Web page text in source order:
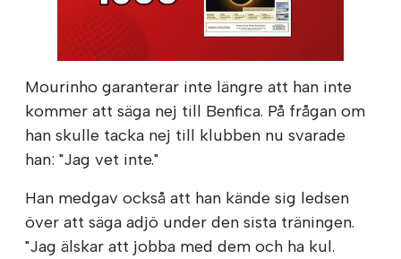
Mourinho garanterar inte längre att han inte
kommer att säga nej till Benfica. På frågan om
han skulle tacka nej till klubben nu svarade
han: "Jag vet inte."
Han medgav också att han kände sig ledsen
över att säga adjö under den sista träningen.
"Jag älskar att jobba med dem och ha kul.